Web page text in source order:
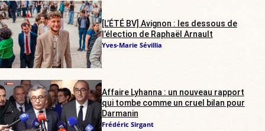
[L’ÉTÉ BV] Avignon : les dessous de
l’élection de Raphaël Arnault
Yves-Marie Sévillia
Affaire Lyhanna : un nouveau rapport
qui tombe comme un cruel bilan pour
Darmanin
Frédéric Sirgant